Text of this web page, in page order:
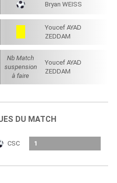
Bryan WEISS
Youcef AYAD
ZEDDAM
Nb Match
suspension
à faire
Youcef AYAD
ZEDDAM
DU MATCH
CSC 1